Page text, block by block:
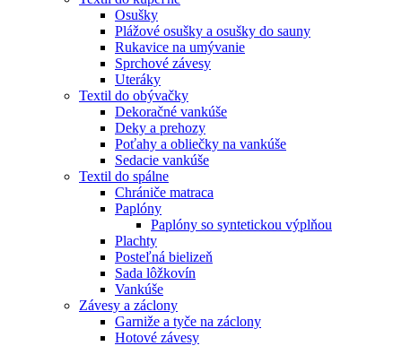
Osušky
Plážové osušky a osušky do sauny
Rukavice na umývanie
Sprchové závesy
Uteráky
Textil do obývačky
Dekoračné vankúše
Deky a prehozy
Poťahy a obliečky na vankúše
Sedacie vankúše
Textil do spálne
Chrániče matraca
Paplóny
Paplóny so syntetickou výplňou
Plachty
Posteľná bielizeň
Sada lôžkovín
Vankúše
Závesy a záclony
Garniže a tyče na záclony
Hotové závesy